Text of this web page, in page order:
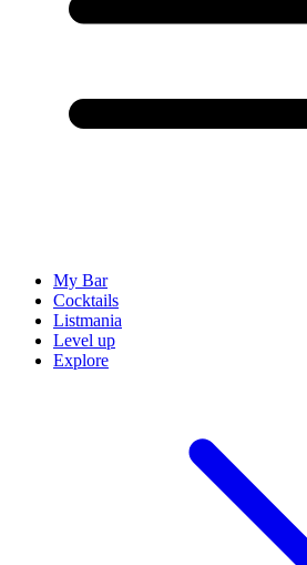
My Bar
Cocktails
Listmania
Level up
Explore